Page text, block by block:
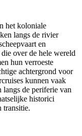
het koloniale
langs de rivier
en
over de hele wereld
hun verroeste
achtergrond voor
kunnen vaak
de periferie van
historici
transitie.